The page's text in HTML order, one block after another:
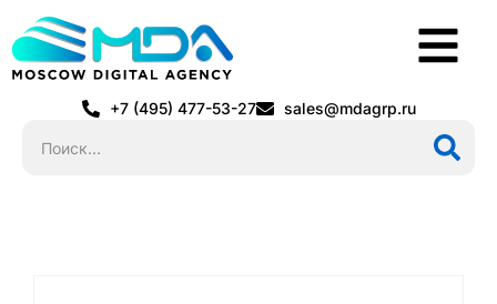
+7 (495) 477-53-27 sales@mdagrp.ru